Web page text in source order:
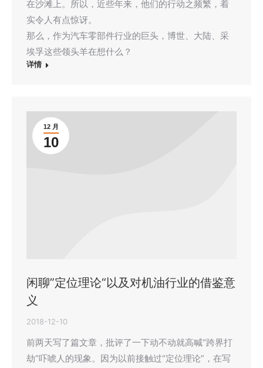
在沙滩上。所以，近些年来，他们的行动之频繁，着
实令人有点惊讶。
那么，作为汽车零部件行业的巨头，博世、大陆、采
埃孚这些领头羊在想什么？
详情
12 月
10
闲聊”定位理论“以及对机油行业的借鉴意
义
2018-12-10
前两天写了篇文章，批评了一下动不动就高喊“跨界打
劫”吓唬人的现象。因为以前接触过“定位理论”，在写